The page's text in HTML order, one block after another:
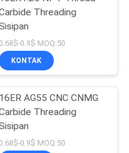
Threading
0.68$-0.9$ MOQ:50
KONTAK
16ER AG55 CNC CNMG
Threading
0.68$-0.9$ MOQ:50